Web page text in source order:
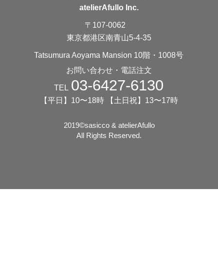
atelierAfullo Inc.
〒107-0062
東京都港区南青山5-4-35
Tatsumura Aoyama Mansion 10階・1008号
お問い合わせ・電話注文
TEL 03-6427-6130
【平日】10〜18時 【土日祝】13〜17時
2019©️sasicco & atelierAfullo
All Rights Reserved.